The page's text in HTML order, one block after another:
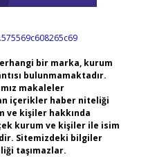
bir marka, kurum
bulunmamaktadır.
makaleler
içerikler haber niteliği
ve kişiler hakkında
kurum ve kişiler ile isim
Sitemizdeki bilgiler
taşımazlar.